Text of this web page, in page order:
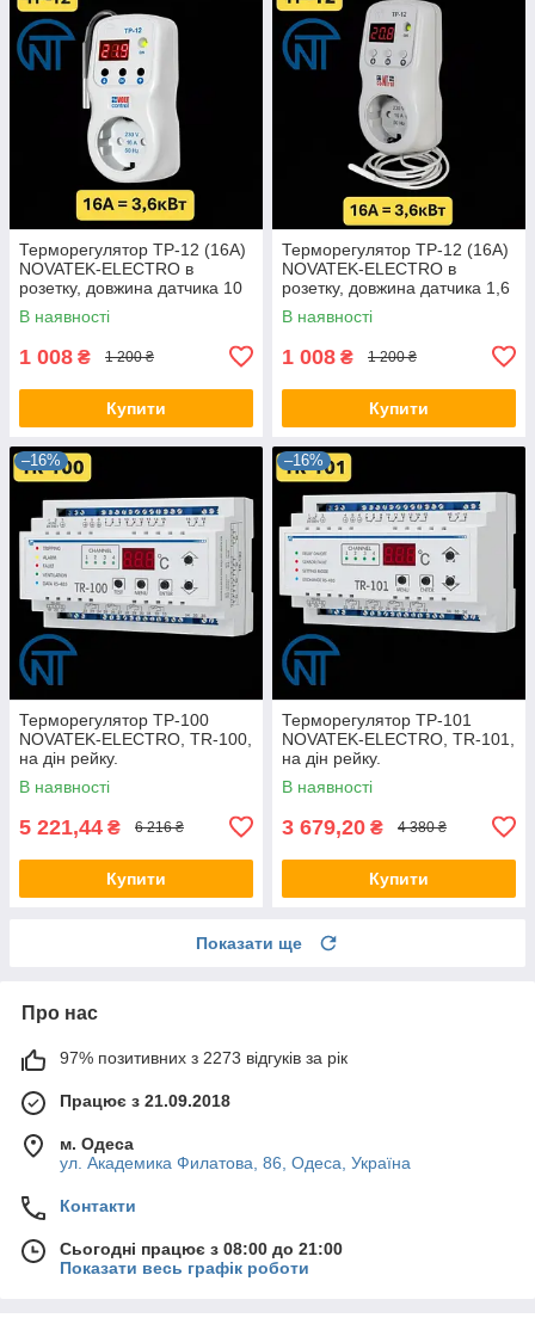
Терморегулятор ТР-12 (16А)
NOVATEK-ELECTRO в
розетку, довжина датчика 10
см вихід зверху, розетковий.
В наявності
1 008 ₴ 1 200 ₴
Купити
Терморегулятор ТР-12 (16А)
NOVATEK-ELECTRO в
розетку, довжина датчика 1,6
метра вихід знизу,
розетковий.
В наявності
1 008 ₴ 1 200 ₴
Купити
–16%
Терморегулятор ТР-100
NOVATEK-ELECTRO, TR-100,
на дін рейку.
В наявності
5 221,44 ₴ 6 216 ₴
Купити
–16%
Терморегулятор ТР-101
NOVATEK-ELECTRO, TR-101,
на дін рейку.
В наявності
3 679,20 ₴ 4 380 ₴
Купити
Показати ще
Про нас
97% позитивних з 2273 відгуків за рік
Працює з 21.09.2018
м. Одеса
ул. Академика Филатова, 86, Одеса, Україна
Контакти
Сьогодні працює з 08:00 до 21:00
Показати весь графік роботи